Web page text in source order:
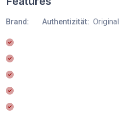
Brand: Authentizität: Original